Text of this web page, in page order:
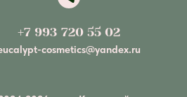
+7 993 720 55 02
cosmetics@yandex.ru